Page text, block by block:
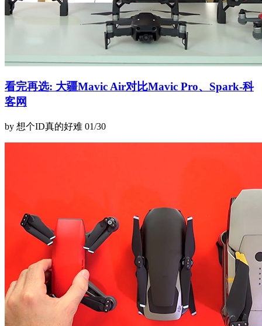
看完再选: 大疆Mavic Air对比Mavic Pro、Spark-科
客网
by 想个ID真的好难 01/30